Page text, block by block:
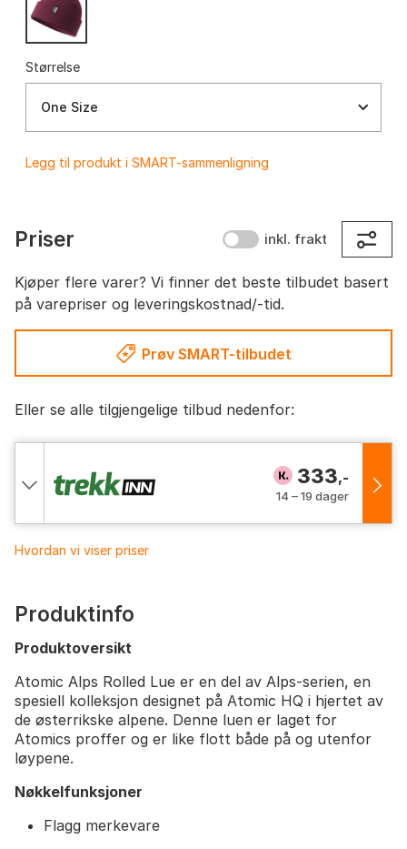
Størrelse
One Size
Legg til produkt i SMART-sammenligning
Priser inkl. frakt
Kjøper flere varer? Vi finner det beste tilbudet basert
på varepriser og leveringskostnad/-tid.
Prøv SMART-tilbudet
Eller se alle tilgjengelige tilbud nedenfor:
333,-
14 – 19 dager
Hvordan vi viser priser
Produktinfo
Produktoversikt
Atomic Alps Rolled Lue er en del av Alps-serien, en
spesiell kolleksjon designet på Atomic HQ i hjertet av
de østerrikske alpene. Denne luen er laget for
Atomics proffer og er like flott både på og utenfor
løypene.
Nøkkelfunksjoner
Flagg merkevare